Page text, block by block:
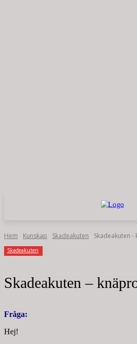
Hem Kunskap Skadeakuten Skadeakuten
Skadeakuten
Skadeakuten –
Fråga:
Hej!